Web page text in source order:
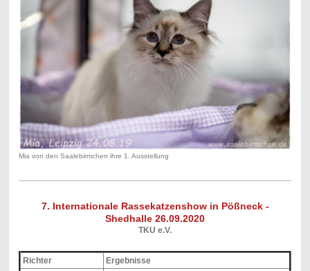
Mia von den Saalebirmchen ihre 1. Ausstellung
7. Internationale Rassekatzenshow in Pößneck -
Shedhalle 26.09.2020
TKU e.V.
Richter Ergebnisse